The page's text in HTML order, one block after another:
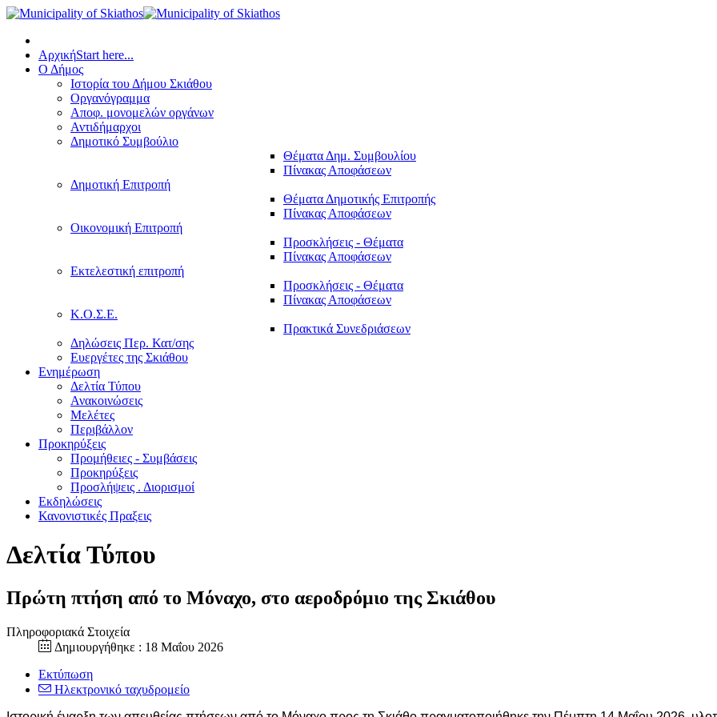
ΑρχικήStart here...
Ο Δήμος
Ιστορία του Δήμου Σκιάθου
Οργανόγραμμα
Αποφ. μονομελών οργάνων
Αντιδήμαρχοι
Δημοτικό Συμβούλιο
Θέματα Δημ. Συμβουλίου
Πίνακας Αποφάσεων
Δημοτική Επιτροπή
Θέματα Δημοτικής Επιτροπής
Πίνακας Αποφάσεων
Οικονομική Επιτροπή
Προσκλήσεις - Θέματα
Πίνακας Αποφάσεων
Εκτελεστική επιτροπή
Προσκλήσεις - Θέματα
Πίνακας Αποφάσεων
Κ.Ο.Σ.Ε.
Πρακτικά Συνεδριάσεων
Δηλώσεις Περ. Κατ/σης
Ευεργέτες της Σκιάθου
Ενημέρωση
Δελτία Τύπου
Ανακοινώσεις
Μελέτες
Περιβάλλον
Προκηρύξεις
Προμήθειες - Συμβάσεις
Προκηρύξεις
Προσλήψεις . Διορισμοί
Εκδηλώσεις
Κανονιστικές Πραξεις
Δελτία Τύπου
Πρώτη πτήση από το Μόναχο, στο αεροδρόμιο της Σκιάθου
Πληροφοριακά Στοιχεία
Δημιουργήθηκε : 18 Μαΐου 2026
Εκτύπωση
Ηλεκτρονικό ταχυδρομείο